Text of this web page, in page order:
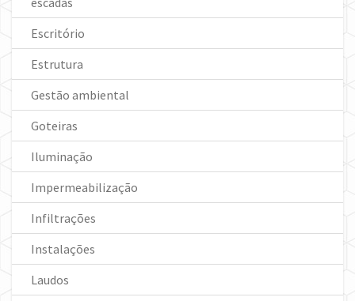
Escritório
Estrutura
Gestão ambiental
Goteiras
Iluminação
Impermeabilização
Infiltrações
Instalações
Laudos